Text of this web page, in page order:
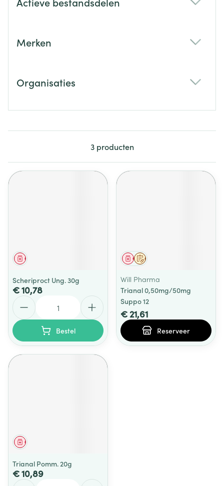
Merken
Organisaties
3producten
Geneesmiddel
Scheriproct Ung. 30g
€ 10,78
Bestel
Op voorschrift
Geneesmiddel
Will Pharma
Trianal 0,50mg/50mg
Suppo 12
€ 21,61
Reserveer
Geneesmiddel
Trianal Pomm. 20g
€ 10,89